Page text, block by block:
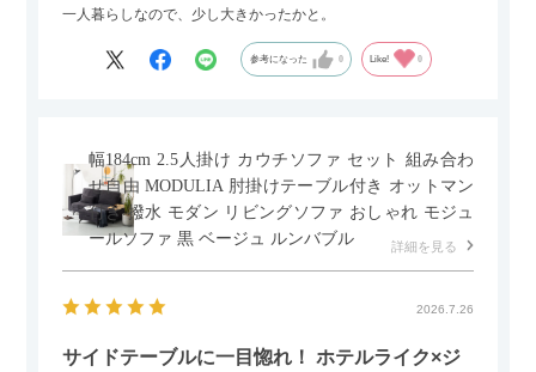
一人暮らしなので、少し大きかったかと。
参考になった 0 Like! 0
幅184cm 2.5人掛け カウチソファ セット 組み合わ
せ自由 MODULIA 肘掛けテーブル付き オットマン
付き 撥水 モダン リビングソファ おしゃれ モジュ
ールソファ 黒 ベージュ ルンバブル
詳細を見る
2026.7.26
サイドテーブルに一目惚れ！ ホテルライク×ジ